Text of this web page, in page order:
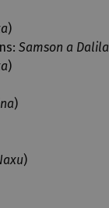
)
Samson a Dalila
)
)
)